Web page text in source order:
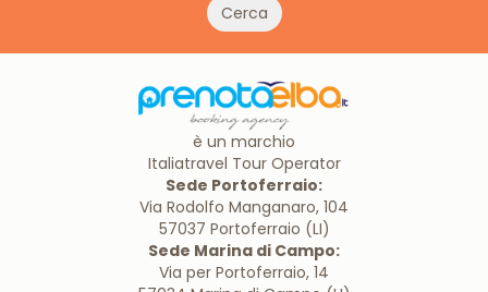
è un marchio
Italiatravel Tour Operator
Sede Portoferraio:
Via Rodolfo Manganaro, 104
57037 Portoferraio (LI)
Sede Marina di Campo:
Via per Portoferraio, 14
57034 Marina di Campo (LI)
Approfondimenti